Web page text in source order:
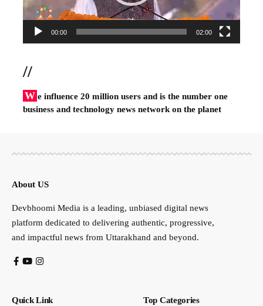
00:00 02:00
//
W e influence 20 million users and is the number one
business and technology news network on the planet
About US
Devbhoomi Media is a leading, unbiased digital news
platform dedicated to delivering authentic, progressive,
and impactful news from Uttarakhand and beyond.
Quick Link Top Categories